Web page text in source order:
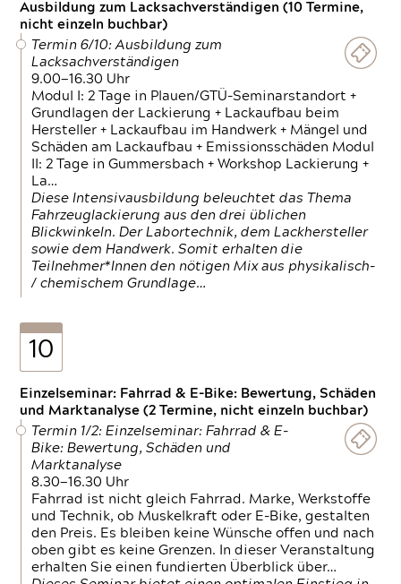
Ausbildung zum Lacksachverständigen (10 Termine,
nicht einzeln buchbar)
Termin 6/10: Ausbildung zum
Lacksachverständigen
9.00—16.30 Uhr
Modul I: 2 Tage in Plauen/GTÜ-Seminarstandort +
Grundlagen der Lackierung + Lackaufbau beim
Hersteller + Lackaufbau im Handwerk + Mängel und
Schäden am Lackaufbau + Emissionsschäden Modul
II: 2 Tage in Gummersbach + Workshop Lackierung +
La…
Diese Intensivausbildung beleuchtet das Thema
Fahrzeuglackierung aus den drei üblichen
Blickwinkeln. Der Labortechnik, dem Lackhersteller
sowie dem Handwerk. Somit erhalten die
Teilnehmer*Innen den nötigen Mix aus physikalisch-
/ chemischem Grundlage…
10
Einzelseminar: Fahrrad & E-Bike: Bewertung, Schäden
und Marktanalyse (2 Termine, nicht einzeln buchbar)
Termin 1/2: Einzelseminar: Fahrrad & E-
Bike: Bewertung, Schäden und
Marktanalyse
8.30—16.30 Uhr
Fahrrad ist nicht gleich Fahrrad. Marke, Werkstoffe
und Technik, ob Muskelkraft oder E-Bike, gestalten
den Preis. Es bleiben keine Wünsche offen und nach
oben gibt es keine Grenzen. In dieser Veranstaltung
erhalten Sie einen fundierten Überblick über…